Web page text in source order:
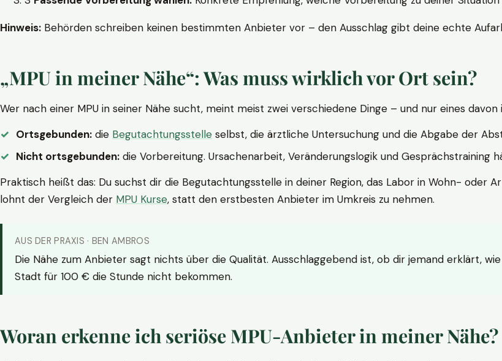
Hinweis: Behörden schreiben keinen bestimmten Anbieter vor – den Ausschlag gibt deine echte
„MPU in meiner Nähe“: Was muss wirklich vor Ort sein?
Wer nach einer MPU in seiner Nähe sucht, meint meist zwei verschiedene Dinge – und nur eines
Ortsgebunden: die Begutachtungsstelle selbst, die ärztliche Untersuchung und die Abgabe der
Nicht ortsgebunden: die Vorbereitung. Ursachenarbeit, Veränderungslogik und Gesprächstraining
Praktisch heißt das: Du suchst dir die Begutachtungsstelle in deiner Region, das Labor in Wohn- oder
lohnt der Vergleich der MPU Kurse, statt den erstbesten Anbieter im Umkreis zu nehmen.
AUS DER PRAXIS · BEN AMBROS
Die Nähe zum Anbieter sagt nichts über die Qualität. Ausschlaggebend ist, ob dir jemand erklärt,
Stadt für 100 € die Stunde nicht bekommen.
Woran erkenne ich seriöse MPU-Anbieter in meiner Nähe?